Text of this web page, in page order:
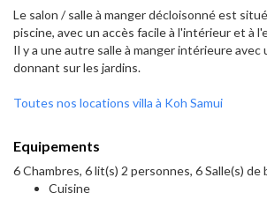
Le salon / salle à manger décloisonné est
piscine, avec un accès facile à l'intérieur et à
Il y a une autre salle à manger intérieure avec
donnant sur les jardins.
Toutes nos locations villa à Koh Samui
Equipements
6 Chambres, 6 lit(s) 2 personnes, 6 Salle(s) de
Cuisine